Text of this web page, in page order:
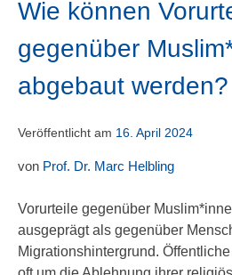
Wie können
gegenüber
abgebaut werden?
Veröffentlicht am 16. April 2024
von Prof. Dr. Marc Helbling
Vorurteile gegenüber
ausgeprägt als gegenüber
Migrationshintergrund.